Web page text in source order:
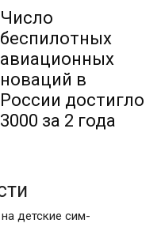
Число
беспилотных
авиационных
новаций в
России достигло
3000 за 2 года
детские сим-